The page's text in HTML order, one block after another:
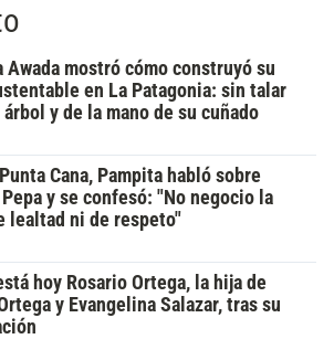
Awada mostró cómo construyó su
en La Patagonia: sin talar
y de la mano de su cuñado
Cana, Pampita habló sobre
y se confesó: "No negocio la
lealtad ni de respeto"
hoy Rosario Ortega, la hija de
y Evangelina Salazar, tras su